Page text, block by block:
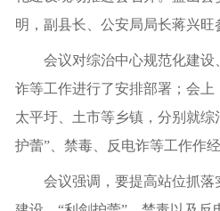
明，副县长、公安局局长蒋兴旺
会议对综治中心规范化建设
诈等工作进行了安排部署；会上
太平圩、土市等乡镇，分别就综
护蕾”、禁毒、反电诈等工作作
会议强调，要提高站位抓